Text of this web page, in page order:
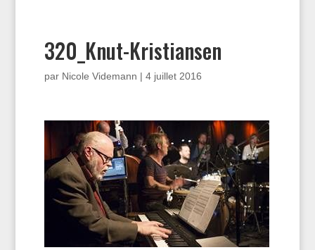
320_Knut-Kristiansen
par Nicole Videmann | 4 juillet 2016